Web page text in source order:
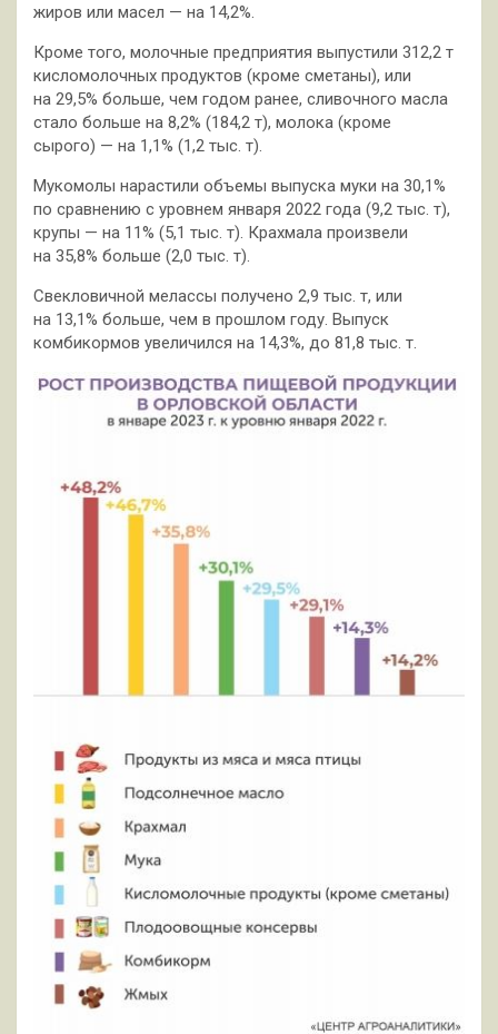
жиров или масел — на 14,2%.
Кроме того, молочные предприятия выпустили 312,2 т
кисломолочных продуктов (кроме сметаны), или
на 29,5% больше, чем годом ранее, сливочного масла
стало больше на 8,2% (184,2 т), молока (кроме
сырого) — на 1,1% (1,2 тыс. т).
Мукомолы нарастили объемы выпуска муки на 30,1%
по сравнению с уровнем января 2022 года (9,2 тыс. т),
крупы — на 11% (5,1 тыс. т). Крахмала произвели
на 35,8% больше (2,0 тыс. т).
Свекловичной мелассы получено 2,9 тыс. т, или
на 13,1% больше, чем в прошлом году. Выпуск
комбикормов увеличился на 14,3%, до 81,8 тыс. т.